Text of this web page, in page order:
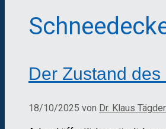
Der Zustand
18/10/2025 von Dr. Klaus Tägder